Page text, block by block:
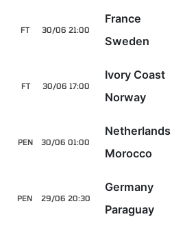
30/06 21:00
FT
France
Sweden
30/06 17:00
FT
Ivory Coast
Norway
30/06 01:00
PEN
Netherlands
Morocco
29/06 20:30
PEN
Germany
Paraguay